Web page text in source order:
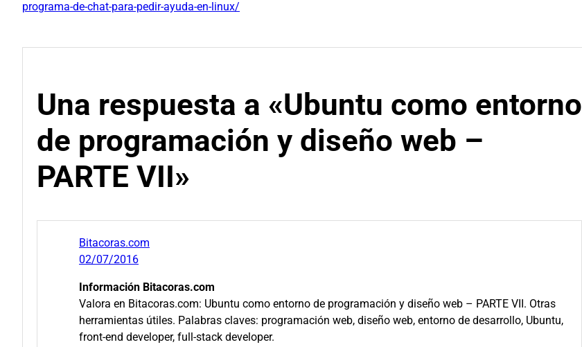
programa-de-chat-para-pedir-ayuda-en-linux/
Una respuesta a «Ubuntu como entorno
de programación y diseño web –
PARTE VII»
Bitacoras.com
02/07/2016
Información Bitacoras.com
Valora en Bitacoras.com: Ubuntu como entorno de programación y diseño web – PARTE VII. Otras
herramientas útiles. Palabras claves: programación web, diseño web, entorno de desarrollo, Ubuntu,
front-end developer, full-stack developer.